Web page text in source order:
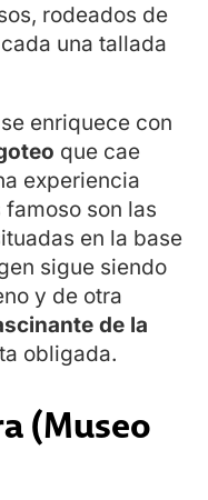
rodeados de
una tallada
enriquece con
que cae
experiencia
son las
en la base
sigue siendo
y de otra
de la
obligada.
(Museo